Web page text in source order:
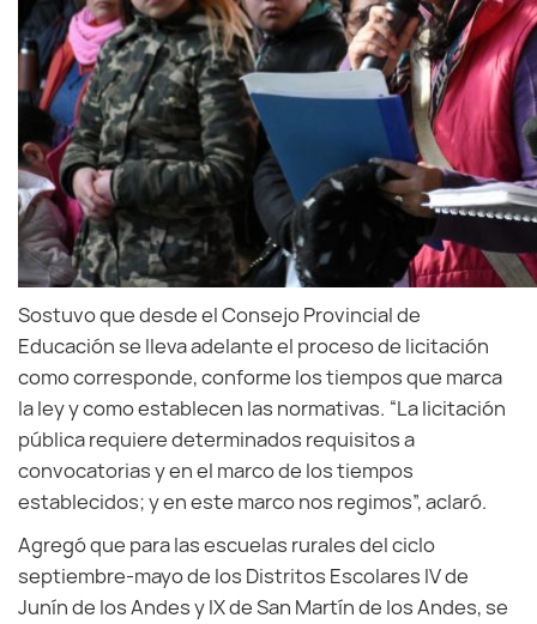
Sostuvo que desde el Consejo Provincial de
Educación se lleva adelante el proceso de licitación
como corresponde, conforme los tiempos que marca
la ley y como establecen las normativas. “La licitación
pública requiere determinados requisitos a
convocatorias y en el marco de los tiempos
establecidos; y en este marco nos regimos”, aclaró.
Agregó que para las escuelas rurales del ciclo
septiembre-mayo de los Distritos Escolares IV de
Junín de los Andes y IX de San Martín de los Andes, se